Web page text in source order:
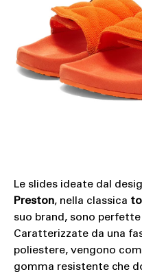
Le slides ideate dal
Preston, nella classica
suo brand, sono perfette
Caratterizzate da una
poliestere, vengono
gomma resistente che